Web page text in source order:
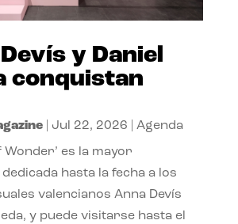
y Daniel
conquistan
| Jul 22, 2026 Agenda
Wonder’ es la mayor
hasta la fecha a los
valencianos Anna Devís
y puede visitarse hasta el